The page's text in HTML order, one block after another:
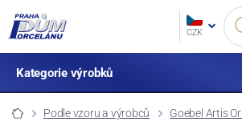
CZK
Kategorie výrobků
Podle vzoru a výrobců Goebel Artis